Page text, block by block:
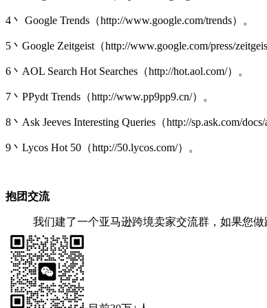
4丶 Google Trends（http://www.google.com/trends）。
5丶Google Zeitgeist（http://www.google.com/press/
6丶AOL Search Hot Searches（http://hot.aol.com/）。
7丶PPydt Trends（http://www.pp9pp9.cn/）。
8丶Ask Jeeves Interesting Queries（http://sp.ask.com/docs/
9丶Lycos Hot 50（http://50.lycos.com/）。
抱团交流
我们建了一个亚马逊跨境卖家交流群，如果您